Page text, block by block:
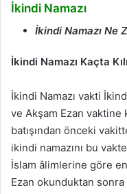
İkindi Namazı
İkindi Namazı Ne
İkindi Namazı Kaçta
İkindi Namazı vakti
ve Akşam Ezan vaktine
batışından önceki
ikindi namazını bu
İslam âlimlerine göre
Ezan okunduktan sonra